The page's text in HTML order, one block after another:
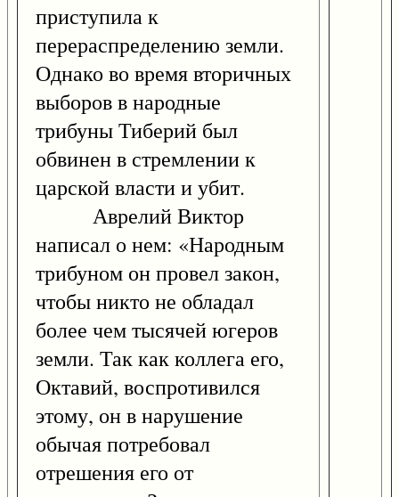
приступила к
перераспределению земли.
Однако во время вторичных
выборов в народные
трибуны Тиберий был
обвинен в стремлении к
царской власти и убит.
Аврелий Виктор
написал о нем: «Народным
трибуном он провел закон,
чтобы никто не обладал
более чем тысячей югеров
земли. Так как коллега его,
Октавий, воспротивился
этому, он в нарушение
обычая потребовал
отрешения его от